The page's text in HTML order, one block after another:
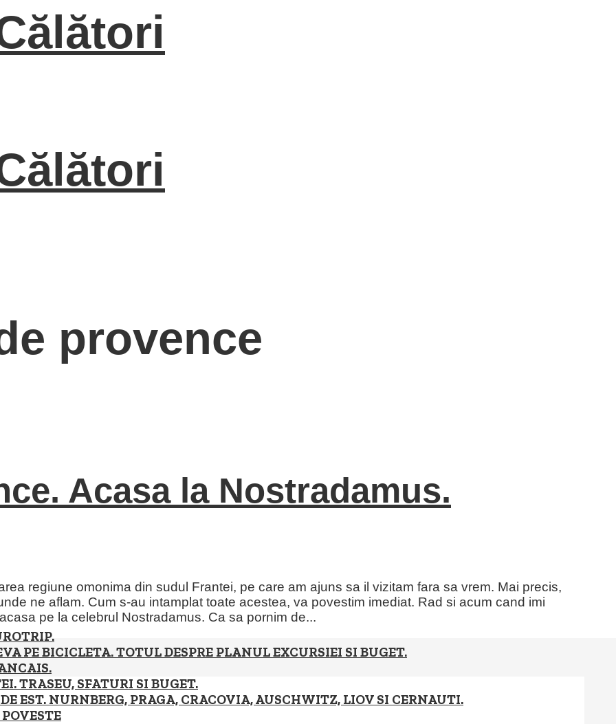
PE BICICLETA. TOTUL DESPRE PLANUL EXCURSIEI SI BUGET.
TRASEU, SFATURI SI BUGET.
EST. NURNBERG, PRAGA, CRACOVIA, AUSCHWITZ, LIOV SI CERNAUTI.
provence
Acasa la Nostradamus.
regiune omonima din sudul Frantei, pe care am ajuns sa il vizitam fara sa vrem. Mai precis,
ne aflam. Cum s-au intamplat toate acestea, va povestim imediat. Rad si acum cand imi
pe la celebrul Nostradamus. Ca sa pornim de...